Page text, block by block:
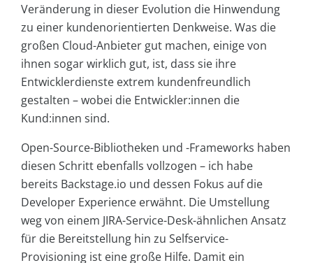
Veränderung in dieser Evolution die Hinwendung
zu einer kundenorientierten Denkweise. Was die
großen Cloud-Anbieter gut machen, einige von
ihnen sogar wirklich gut, ist, dass sie ihre
Entwicklerdienste extrem kundenfreundlich
gestalten – wobei die Entwickler:innen die
Kund:innen sind.
Open-Source-Bibliotheken und -Frameworks haben
diesen Schritt ebenfalls vollzogen – ich habe
bereits Backstage.io und dessen Fokus auf die
Developer Experience erwähnt. Die Umstellung
weg von einem JIRA-Service-Desk-ähnlichen Ansatz
für die Bereitstellung hin zu Selfservice-
Provisioning ist eine große Hilfe. Damit ein